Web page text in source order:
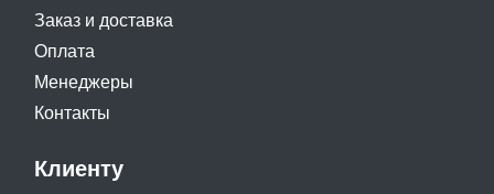
Заказ и доставка
Оплата
Менеджеры
Контакты
Клиенту